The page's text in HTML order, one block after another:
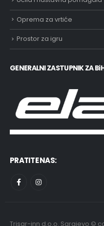
Oprema za vrtiće
Prostor za igru
GENERALNI ZASTUPNIK ZA
PRATITE NAS:
Trisar-inn d.o.o. Sarajevo ©